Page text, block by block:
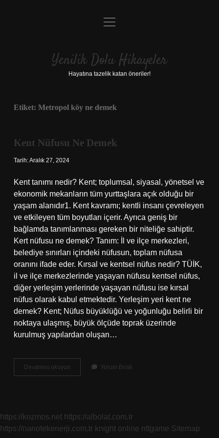
Anasayfa
Yasal Uyarı
menüyü
Yenilik Dolu Hikayeler
Hayatına tazelik katan öneriler!
Etiket: Metropol köy ne demek
Kent Nüfusu Ne Demek
Tarih: Aralık 27, 2024
Kent tanımı nedir? Kent; toplumsal, siyasal, yönetsel ve
ekonomik mekanların tüm yurttaşlara açık olduğu bir
yaşam alanıdır1. Kent kavramı; kentli insanı çevreleyen
ve etkileyen tüm boyutları içerir. Ayrıca geniş bir
bağlamda tanımlanması gereken bir niteliğe sahiptir.
Kert nüfusu ne demek? Tanım: İl ve ilçe merkezleri,
belediye sınırları içindeki nüfusun, toplam nüfusa
oranını ifade eder. Kırsal ve kentsel nüfus nedir? TÜİK,
il ve ilçe merkezlerinde yaşayan nüfusu kentsel nüfus,
diğer yerleşim yerlerinde yaşayan nüfusu ise kırsal
nüfus olarak kabul etmektedir. Yerleşim yeri kent ne
demek? Kent; Nüfus büyüklüğü ve yoğunluğu belirli bir
noktaya ulaşmış, büyük ölçüde toprak üzerinde
kurulmuş yapılardan oluşan…
Devamını okuyun
Nüfusu
Yorum Bırak
https://kozmos.net https://albolat.com.tr
https://nanotekenerji.com.tr knight online nttgame Sitemap